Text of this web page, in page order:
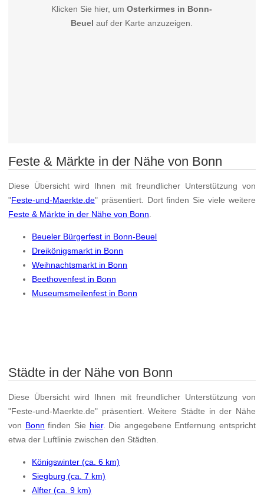
Klicken Sie hier, umOsterkirmes in Bonn-
Beuel auf der Karte anzuzeigen.
Feste & Märkte in der Nähe von Bonn
Diese Übersicht wird Ihnen mit freundlicher Unterstützung von
"Feste-und-Maerkte.de" präsentiert. Dort finden Sie viele weitere
Feste & Märkte in der Nähe von Bonn
Beueler Bürgerfest in Bonn-Beuel
Dreikönigsmarkt in Bonn
Weihnachtsmarkt in Bonn
Beethovenfest in Bonn
Museumsmeilenfest in Bonn
Städte in der Nähe von Bonn
Diese Übersicht wird Ihnen mit freundlicher Unterstützung von
"Feste-und-Maerkte.de" präsentiert. Weitere Städte in der Nähe
von Bonn finden Sie hier. Die angegebene Entfernung entspricht
etwa der Luftlinie zwischen den Städten.
Königswinter (ca. 6 km)
Siegburg (ca. 7 km)
Alfter (ca. 9 km)